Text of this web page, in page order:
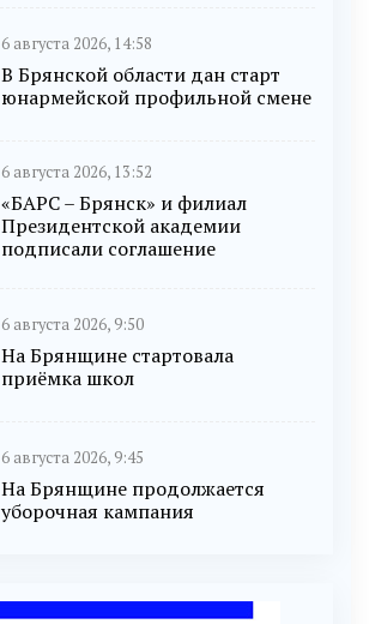
6 августа 2026, 14:58
В Брянской области дан старт
юнармейской профильной смене
6 августа 2026, 13:52
«БАРС – Брянск» и филиал
Президентской академии
подписали соглашение
6 августа 2026, 9:50
На Брянщине стартовала
приёмка школ
6 августа 2026, 9:45
На Брянщине продолжается
уборочная кампания